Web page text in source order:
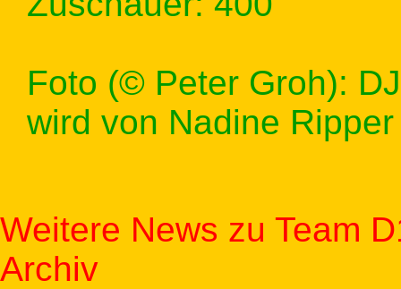
Foto (© Peter Groh):
wird von Nadine
Weitere News zu Team
Archiv